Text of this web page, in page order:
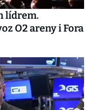
lídrem.
O2 areny i Fora